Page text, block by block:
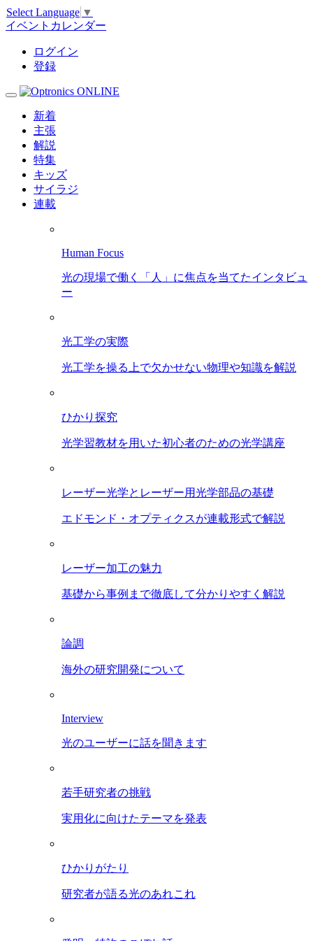
Select Language ▼
イベントカレンダー
ログイン
登録
新着
主張
解説
特集
キッズ
サイラジ
連載
Human Focus
光の現場で働く「人」に焦点を当てたインタビュ
ー
光工学の実際
光工学を操る上で欠かせない物理や知識を解説
ひかり探究
光学習教材を用いた初心者のための光学講座
レーザー光学とレーザー用光学部品の基礎
エドモンド・オプティクスが連載形式で解説
レーザー加工の魅力
基礎から事例まで徹底して分かりやすく解説
論調
海外の研究開発について
Interview
光のユーザーに話を聞きます
若手研究者の挑戦
実用化に向けたテーマを発表
ひかりがたり
研究者が語る光のあれこれ